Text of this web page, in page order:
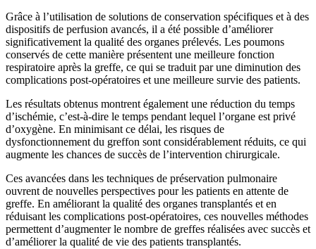
Grâce à l’utilisation de solutions de conservation spécifiques et à des
dispositifs de perfusion avancés, il a été possible d’améliorer
significativement la qualité des organes prélevés. Les poumons
conservés de cette manière présentent une meilleure fonction
respiratoire après la greffe, ce qui se traduit par une diminution des
complications post-opératoires et une meilleure survie des patients.
Les résultats obtenus montrent également une réduction du temps
d’ischémie, c’est-à-dire le temps pendant lequel l’organe est privé
d’oxygène. En minimisant ce délai, les risques de
dysfonctionnement du greffon sont considérablement réduits, ce qui
augmente les chances de succès de l’intervention chirurgicale.
Ces avancées dans les techniques de préservation pulmonaire
ouvrent de nouvelles perspectives pour les patients en attente de
greffe. En améliorant la qualité des organes transplantés et en
réduisant les complications post-opératoires, ces nouvelles méthodes
permettent d’augmenter le nombre de greffes réalisées avec succès et
d’améliorer la qualité de vie des patients transplantés.